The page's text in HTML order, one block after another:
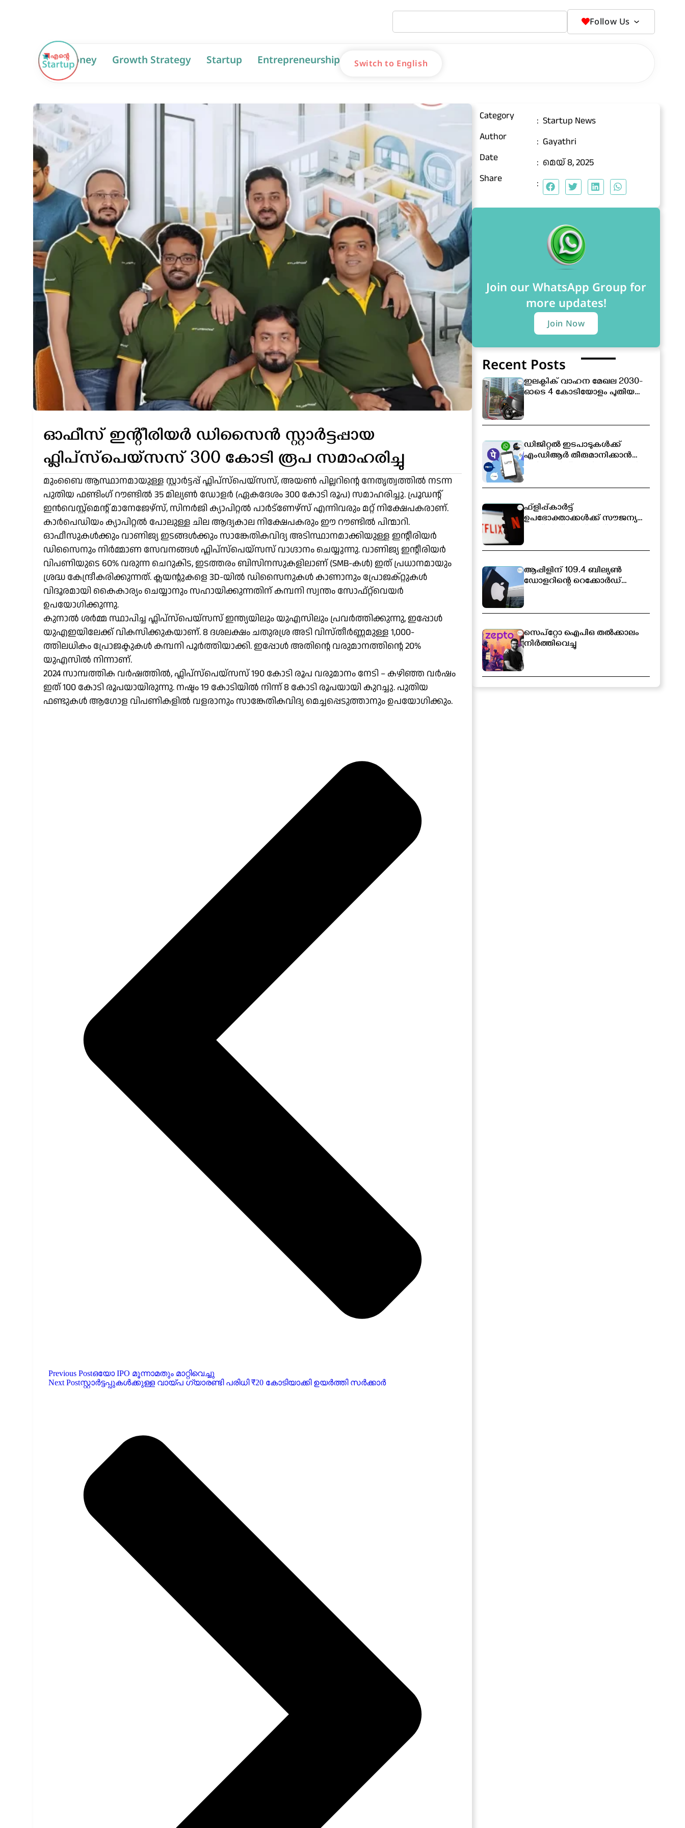
Follow Us
AI Money Growth Strategy Startup Entrepreneurship Switch to English
ഓഫീസ് ഇന്റീരിയർ ഡിസൈൻ സ്റ്റാർട്ടപ്പായ
ഫ്ലിപ്‌സ്‌പെയ്‌സസ് 300 കോടി രൂപ സമാഹരിച്ചു
മുംബൈ ആസ്ഥാനമായുള്ള സ്റ്റാർട്ടപ്പ് ഫ്ലിപ്‌സ്‌പെയ്‌സസ്, അയൺ പില്ലറിന്റെ നേതൃത്വത്തിൽ നടന്ന
പുതിയ ഫണ്ടിംഗ് റൗണ്ടിൽ 35 മില്യൺ ഡോളർ (ഏകദേശം 300 കോടി രൂപ) സമാഹരിച്ചു. പ്രൂഡന്റ്
ഇൻവെസ്റ്റ്‌മെന്റ് മാനേജേഴ്‌സ്, സിനർജി ക്യാപിറ്റൽ പാർട്‌ണേഴ്‌സ് എന്നിവരും മറ്റ് നിക്ഷേപകരാണ്.
കാർപെഡിയം ക്യാപിറ്റൽ പോലുള്ള ചില ആദ്യകാല നിക്ഷേപകരും ഈ റൗണ്ടിൽ പിന്മാറി.
ഓഫീസുകൾക്കും വാണിജ്യ ഇടങ്ങൾക്കും സാങ്കേതികവിദ്യ അടിസ്ഥാനമാക്കിയുള്ള ഇന്റീരിയർ
ഡിസൈനും നിർമ്മാണ സേവനങ്ങൾ ഫ്ലിപ്‌സ്‌പെയ്‌സസ് വാഗ്ദാനം ചെയ്യുന്നു. വാണിജ്യ ഇന്റീരിയർ
വിപണിയുടെ 60% വരുന്ന ചെറുകിട, ഇടത്തരം ബിസിനസുകളിലാണ് (SMB-കൾ) ഇത് പ്രധാനമായും
ശ്രദ്ധ കേന്ദ്രീകരിക്കുന്നത്. ക്ലയന്റുകളെ 3D-യിൽ ഡിസൈനുകൾ കാണാനും പ്രോജക്റ്റുകൾ
വിദൂരമായി കൈകാര്യം ചെയ്യാനും സഹായിക്കുന്നതിന് കമ്പനി സ്വന്തം സോഫ്റ്റ്‌വെയർ
ഉപയോഗിക്കുന്നു.
കുനാൽ ശർമ്മ സ്ഥാപിച്ച ഫ്ലിപ്‌സ്‌പെയ്‌സസ് ഇന്ത്യയിലും യുഎസിലും പ്രവർത്തിക്കുന്നു, ഇപ്പോൾ
യുഎഇയിലേക്ക് വികസിക്കുകയാണ്. 8 ദശലക്ഷം ചതുരശ്ര അടി വിസ്തീർണ്ണമുള്ള 1,000-
ത്തിലധികം പ്രോജക്ടുകൾ കമ്പനി പൂർത്തിയാക്കി. ഇപ്പോൾ അതിന്റെ വരുമാനത്തിന്റെ 20%
യുഎസിൽ നിന്നാണ്.
2024 സാമ്പത്തിക വർഷത്തിൽ, ഫ്ലിപ്‌സ്‌പെയ്‌സസ് 190 കോടി രൂപ വരുമാനം നേടി – കഴിഞ്ഞ വർഷം
ഇത് 100 കോടി രൂപയായിരുന്നു. നഷ്ടം 19 കോടിയിൽ നിന്ന് 8 കോടി രൂപയായി കുറച്ചു. പുതിയ
ഫണ്ടുകൾ ആഗോള വിപണികളിൽ വളരാനും സാങ്കേതികവിദ്യ മെച്ചപ്പെടുത്താനും ഉപയോഗിക്കും.
Previous Postഒയോ IPO മൂന്നാമതും മാറ്റിവെച്ചു
Next Postസ്റ്റാർട്ടപ്പുകൾക്കുള്ള വായ്പ ഗ്യാരണ്ടി പരിധി ₹20 കോടിയാക്കി ഉയർത്തി സർക്കാർ
Category : Startup News
Author
: Gayathri
Date
: മെയ്‌ 8, 2025
Share
:
Join our WhatsApp Group for
more updates!
Join Now
Recent Posts
ഇലക്ട്രിക് വാഹന മേഖല 2030-
ഓടെ 4 കോടിയോളം പുതിയ
ഡിജിറ്റൽ ഇടപാടുകൾക്ക്
എംഡിആർ തീരുമാനിക്കാൻ
ഫ്ളിപ്പ്കാർട്ട്
ഉപഭോക്താക്കൾക്ക് സൗജന്യ
ആപ്പിളിന് 109.4 ബില്യൺ
ഡോളറിന്റെ റെക്കോർഡ്
സെപ്റ്റോ ഐപിഒ തൽക്കാലം
നിർത്തിവെച്ചു